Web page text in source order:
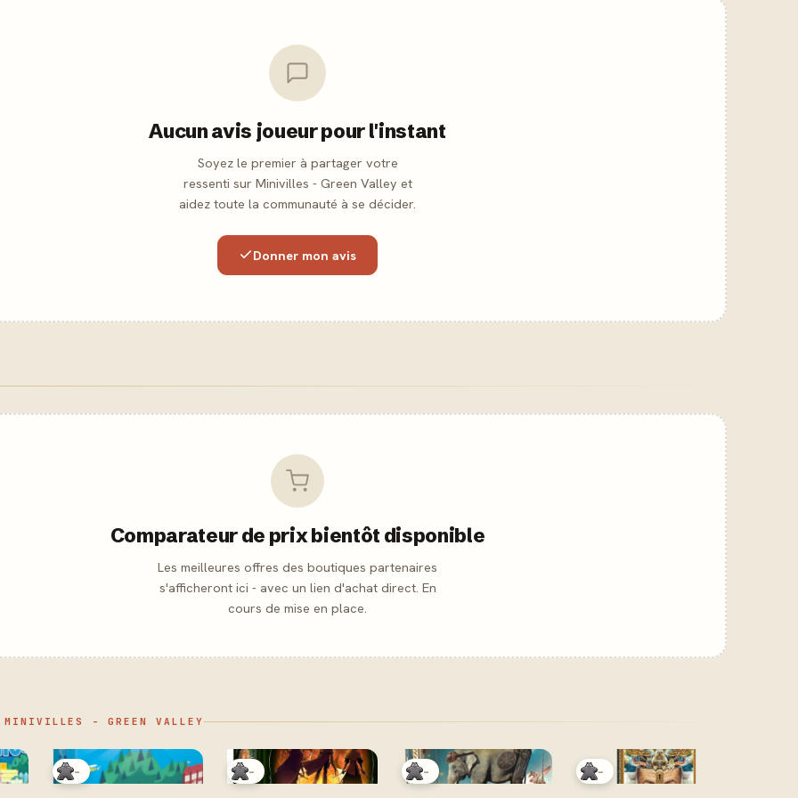
Aucun avis joueur pour l'instant
Soyez le premier à partager votre
ressenti sur Minivilles - Green Valley et
aidez toute la communauté à se décider.
Donner mon avis
Comparateur de prix bientôt disponible
Les meilleures offres des boutiques partenaires
s'afficheront ici - avec un lien d'achat direct. En
cours de mise en place.
- GREEN VALLEY
- - - -